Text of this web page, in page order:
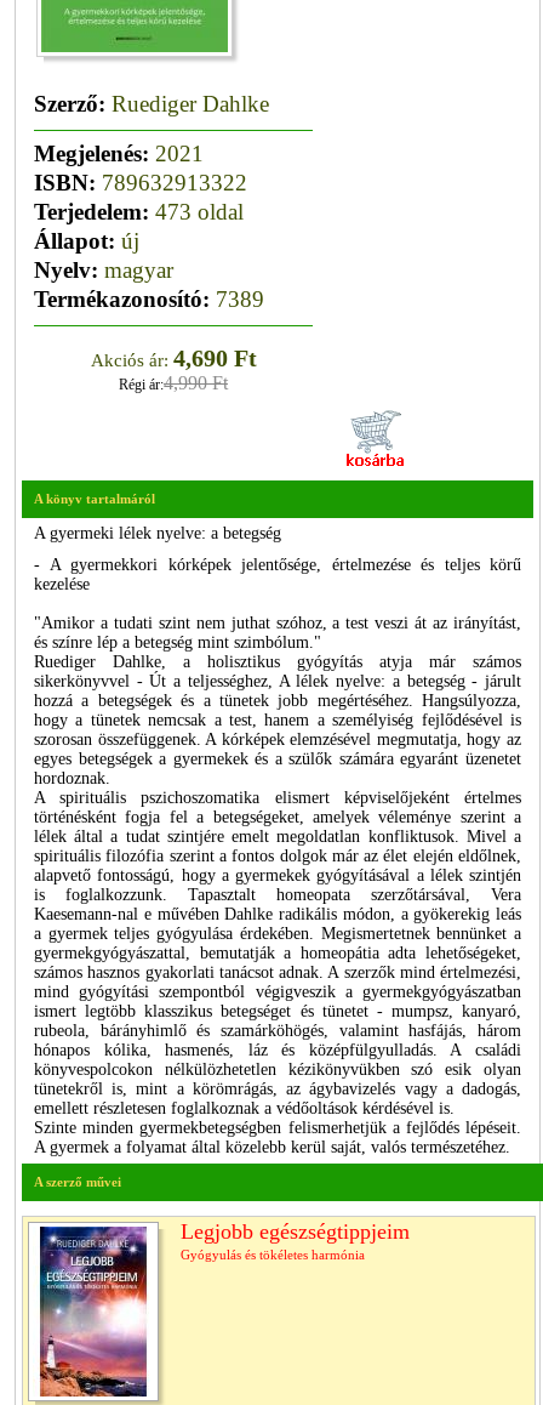
Szerző: Ruediger Dahlke
Megjelenés: 2021
ISBN: 789632913322
Terjedelem: 473 oldal
Állapot: új
Nyelv: magyar
Termékazonosító: 7389
Akciós ár: 4,690 Ft
Régi ár:4,990 Ft
A könyv tartalmáról
A gyermeki lélek nyelve: a betegség
- A gyermekkori kórképek jelentősége, értelmezése és teljes körű
kezelése
"Amikor a tudati szint nem juthat szóhoz, a test veszi át az irányítást,
és színre lép a betegség mint szimbólum."
Ruediger Dahlke, a holisztikus gyógyítás atyja már számos
sikerkönyvvel - Út a teljességhez, A lélek nyelve: a betegség - járult
hozzá a betegségek és a tünetek jobb megértéséhez. Hangsúlyozza,
hogy a tünetek nemcsak a test, hanem a személyiség fejlődésével is
szorosan összefüggenek. A kórképek elemzésével megmutatja, hogy az
egyes betegségek a gyermekek és a szülők számára egyaránt üzenetet
hordoznak.
A spirituális pszichoszomatika elismert képviselőjeként értelmes
történésként fogja fel a betegségeket, amelyek véleménye szerint a
lélek által a tudat szintjére emelt megoldatlan konfliktusok. Mivel a
spirituális filozófia szerint a fontos dolgok már az élet elején eldőlnek,
alapvető fontosságú, hogy a gyermekek gyógyításával a lélek szintjén
is foglalkozzunk. Tapasztalt homeopata szerzőtársával, Vera
Kaesemann-nal e művében Dahlke radikális módon, a gyökerekig leás
a gyermek teljes gyógyulása érdekében. Megismertetnek bennünket a
gyermekgyógyászattal, bemutatják a homeopátia adta lehetőségeket,
számos hasznos gyakorlati tanácsot adnak. A szerzők mind értelmezési,
mind gyógyítási szempontból végigveszik a gyermekgyógyászatban
ismert legtöbb klasszikus betegséget és tünetet - mumpsz, kanyaró,
rubeola, bárányhimlő és szamárköhögés, valamint hasfájás, három
hónapos kólika, hasmenés, láz és középfülgyulladás. A családi
könyvespolcokon nélkülözhetetlen kézikönyvükben szó esik olyan
tünetekről is, mint a körömrágás, az ágybavizelés vagy a dadogás,
emellett részletesen foglalkoznak a védőoltások kérdésével is.
Szinte minden gyermekbetegségben felismerhetjük a fejlődés lépéseit.
A gyermek a folyamat által közelebb kerül saját, valós természetéhez.
A szerző művei
Legjobb egészségtippjeim
Gyógyulás és tökéletes harmónia